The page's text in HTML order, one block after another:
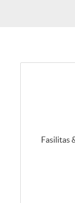
Fasilitas